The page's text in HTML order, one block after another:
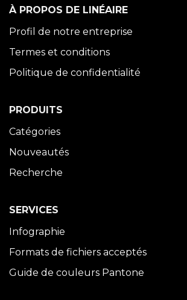
À PROPOS DE LINÉAIRE
Profil de notre entreprise
Termes et conditions
Politique de confidentialité
PRODUITS
Catégories
Nouveautés
Recherche
SERVICES
Infographie
Formats de fichiers acceptés
Guide de couleurs Pantone